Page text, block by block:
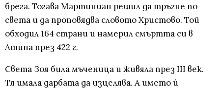
брега. Тогава Мартиниан решил да тръгне по
света и да проповядва словото Христово. Той
обходил 164 страни и намерил смъртта си в
Атина през 422 г.
Света Зоя била мъченица и живяла през III век.
Тя имала дарбата да изцелява. А името ѝ